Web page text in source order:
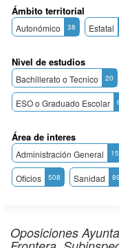
Ámbito territorial
Autonómico 38 Estatal
Nivel de estudios
Bachillerato o Tecnico 20
ESO o Graduado Escolar
Área de interes
Administración General
Oficios 508 Sanidad
Oposiciones